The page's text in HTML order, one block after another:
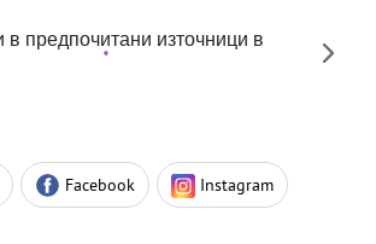
в предпочитани източници в
Facebook Instagram